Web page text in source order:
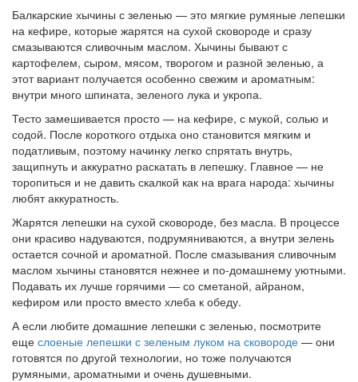
Балкарские хычины с зеленью — это мягкие румяные лепешки
на кефире, которые жарятся на сухой сковороде и сразу
смазываются сливочным маслом. Хычины бывают с
картофелем, сыром, мясом, творогом и разной зеленью, а
этот вариант получается особенно свежим и ароматным:
внутри много шпината, зеленого лука и укропа.
Тесто замешивается просто — на кефире, с мукой, солью и
содой. После короткого отдыха оно становится мягким и
податливым, поэтому начинку легко спрятать внутрь,
защипнуть и аккуратно раскатать в лепешку. Главное — не
торопиться и не давить скалкой как на врага народа: хычины
любят аккуратность.
Жарятся лепешки на сухой сковороде, без масла. В процессе
они красиво надуваются, подрумяниваются, а внутри зелень
остается сочной и ароматной. После смазывания сливочным
маслом хычины становятся нежнее и по-домашнему уютными.
Подавать их лучше горячими — со сметаной, айраном,
кефиром или просто вместо хлеба к обеду.
А если любите домашние лепешки с зеленью, посмотрите
еще слоеные лепешки с зеленым луком на сковороде — они
готовятся по другой технологии, но тоже получаются
румяными, ароматными и очень душевными.